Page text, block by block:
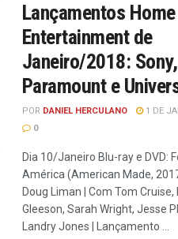
Lançamentos Home
Entertainment de
Janeiro/2018: Sony,
Paramount e
POR DANIEL HERCULANO
1 DE
0
Dia 10/Janeiro Blu-ray e DVD:
América (American Made,
Doug Liman | Com Tom Cruise,
Gleeson, Sarah Wright, Jesse
Landry Jones | Lançamento ...